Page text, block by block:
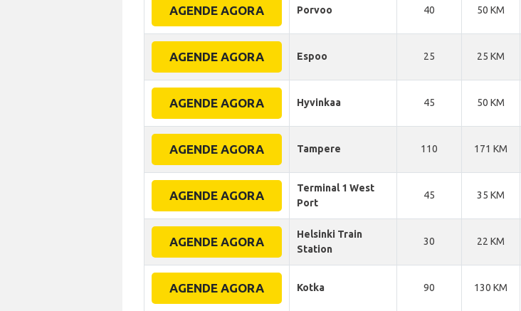
AGENDE AGORA Porvoo 40 50 KM
AGENDE AGORA Espoo 25 25 KM
AGENDE AGORA Hyvinkaa 45 50 KM
AGENDE AGORA Tampere 110 171 KM
AGENDE AGORA
Terminal 1 West
Port
45 35 KM
AGENDE AGORA
Helsinki Train
Station
30 22 KM
AGENDE AGORA Kotka 90 130 KM